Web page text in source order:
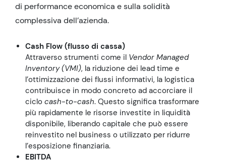
di performance economica e sulla solidità
complessiva dell’azienda.
Cash Flow (flusso di cassa)
Attraverso strumenti come il Vendor Managed
Inventory (VMI), la riduzione dei lead time e
l’ottimizzazione dei flussi informativi, la logistica
contribuisce in modo concreto ad accorciare il
ciclo cash-to-cash. Questo significa trasformare
più rapidamente le risorse investite in liquidità
disponibile, liberando capitale che può essere
reinvestito nel business o utilizzato per ridurre
l’esposizione finanziaria.
EBITDA